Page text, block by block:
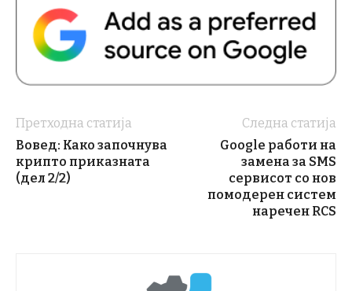
Претходна статија
Вовед: Како започнува
крипто приказната
(дел 2/2)
Следна статија
Google работи на
замена за SMS
сервисот со нов
помодерен систем
наречен RCS